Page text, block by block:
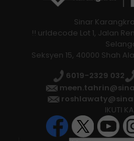
Sinar
!! urldecode Lot 1, Jalan
Seksyen 15, 40000 Shah
6019-2329 032
IKUTI